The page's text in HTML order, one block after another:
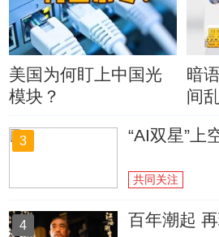
美国为何盯上中国光
模块？
暗
间
3 “AI双星”上
共同关注
4 百年潮起